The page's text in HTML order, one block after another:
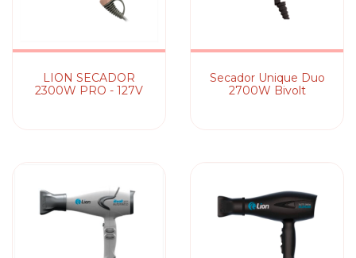
LION SECADOR
2300W PRO - 127V
Secador Unique Duo
2700W Bivolt